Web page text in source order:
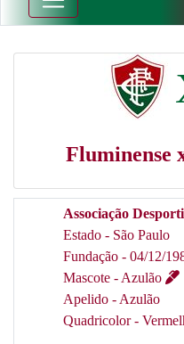
Fluminense
Associação
Estado - São Paulo
Fundação - 04/12/
Mascote - Azulão
Apelido - Azulão
Quadricolor -